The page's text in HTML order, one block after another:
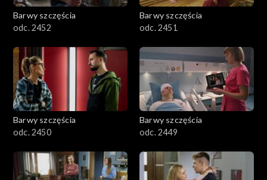
Barwy szczęścia
odc. 2452
Barwy szczęścia
odc. 2451
Barwy szczęścia
odc. 2450
Barwy szczęścia
odc. 2449